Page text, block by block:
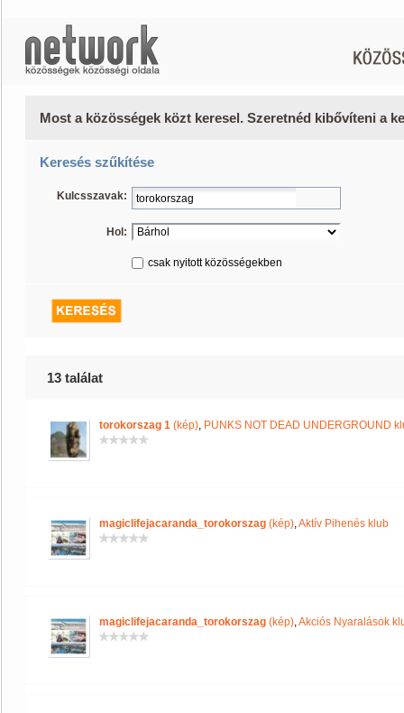
Most a közösségek közt keresel. Szeretnéd kibővíteni a
Keresés szűkítése
Kulcsszavak:
Hol:
csak nyitott közösségekben
13 találat
torokorszag 1 (kép), PUNKS NOT DEAD UNDERGROUND
magiclifejacaranda_torokorszag (kép),Aktív Pihenés klub
magiclifejacaranda_torokorszag (kép),Akciós Nyaralások